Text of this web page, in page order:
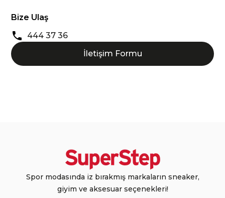
Bize Ulaş
444 37 36
İletişim Formu
Spor modasında iz bırakmış markaların sneaker,
giyim ve aksesuar seçenekleri!